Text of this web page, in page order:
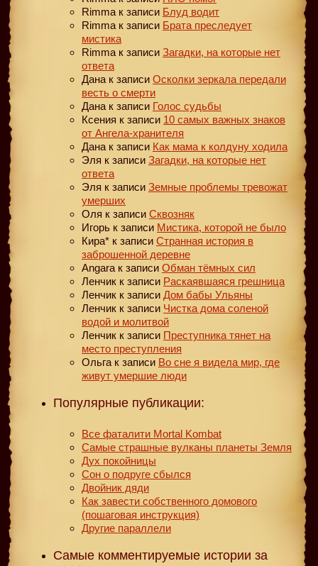
Rimma к записи Блуд водит
Rimma к записи Брата преследует
мистика
Rimma к записи Загадки, на которые нет
ответа
Дана к записи Осколки зеркала передали
весть о смерти
Дана к записи Голос судьбы
Ксения к записи 10 самых важных знаков
от Ангела-хранителя
Дана к записи Как мама к колдуну ходила
Эля к записи Загадки, на которые нет
ответа
Эля к записи Земные проблемы тревожат
умерших
Оля к записи Сквозняк
Игорь к записи Мистика, которой не было
Кира* к записи Странная история в
заброшенной деревне
Angara к записи Обман тёмных сил
Ленчик к записи Раскаявшаяся грешница
Ленчик к записи Дом бабы Ульяны
Ленчик к записи Чистка дома соленой
водой и молитвой
Ленчик к записи Преступника тянет на
место преступления
Ольга к записи Во сне я видела мир, где
живут умершие люди
Популярные публикации:
Все фаталити Mortal Kombat
Самые страшные вулканы планеты Земля
Дух покойницы
Сон о подруге сбылся
Двойник дяди
Как завести собственного домового
(пошаговая инструкция)
Другие параллели
Самые комментируемые истории за